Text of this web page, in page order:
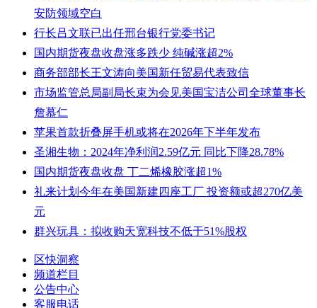
安防领域空白
行长吕文联已出任邢台银行党委书记
国内期货夜盘收盘涨多跌少 纯碱涨超2%
商务部部长王文涛向美国新任贸易代表致信
市场监管总局副局长束为会见美国宝洁公司全球董事长
詹慕仁
苹果首款折叠屏手机或将在2026年下半年发布
圣湘生物：2024年净利润2.59亿元 同比下降28.78%
国内期货夜盘收盘 丁二烯橡胶涨超1%
礼来计划今年在美国新建四座工厂 投资额或超270亿美
元
群兴玩具：拟收购天宽科技不低于51%股权
区快洞察
频道栏目
公告中心
客服电话